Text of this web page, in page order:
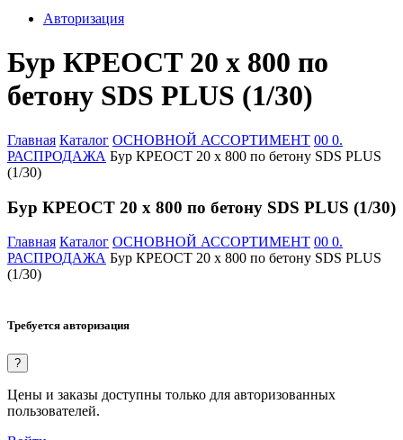
Авторизация
Бур КРЕОСТ 20 х 800 по
бетону SDS PLUS (1/30)
Главная Каталог ОСНОВНОЙ АССОРТИМЕНТ 00 0.
РАСПРОДАЖА Бур КРЕОСТ 20 х 800 по бетону SDS PLUS
(1/30)
Бур КРЕОСТ 20 х 800 по бетону SDS PLUS (1/30)
Главная Каталог ОСНОВНОЙ АССОРТИМЕНТ 00 0.
РАСПРОДАЖА Бур КРЕОСТ 20 х 800 по бетону SDS PLUS
(1/30)
Требуется авторизация
?
Цены и заказы доступны только для авторизованных
пользователей.